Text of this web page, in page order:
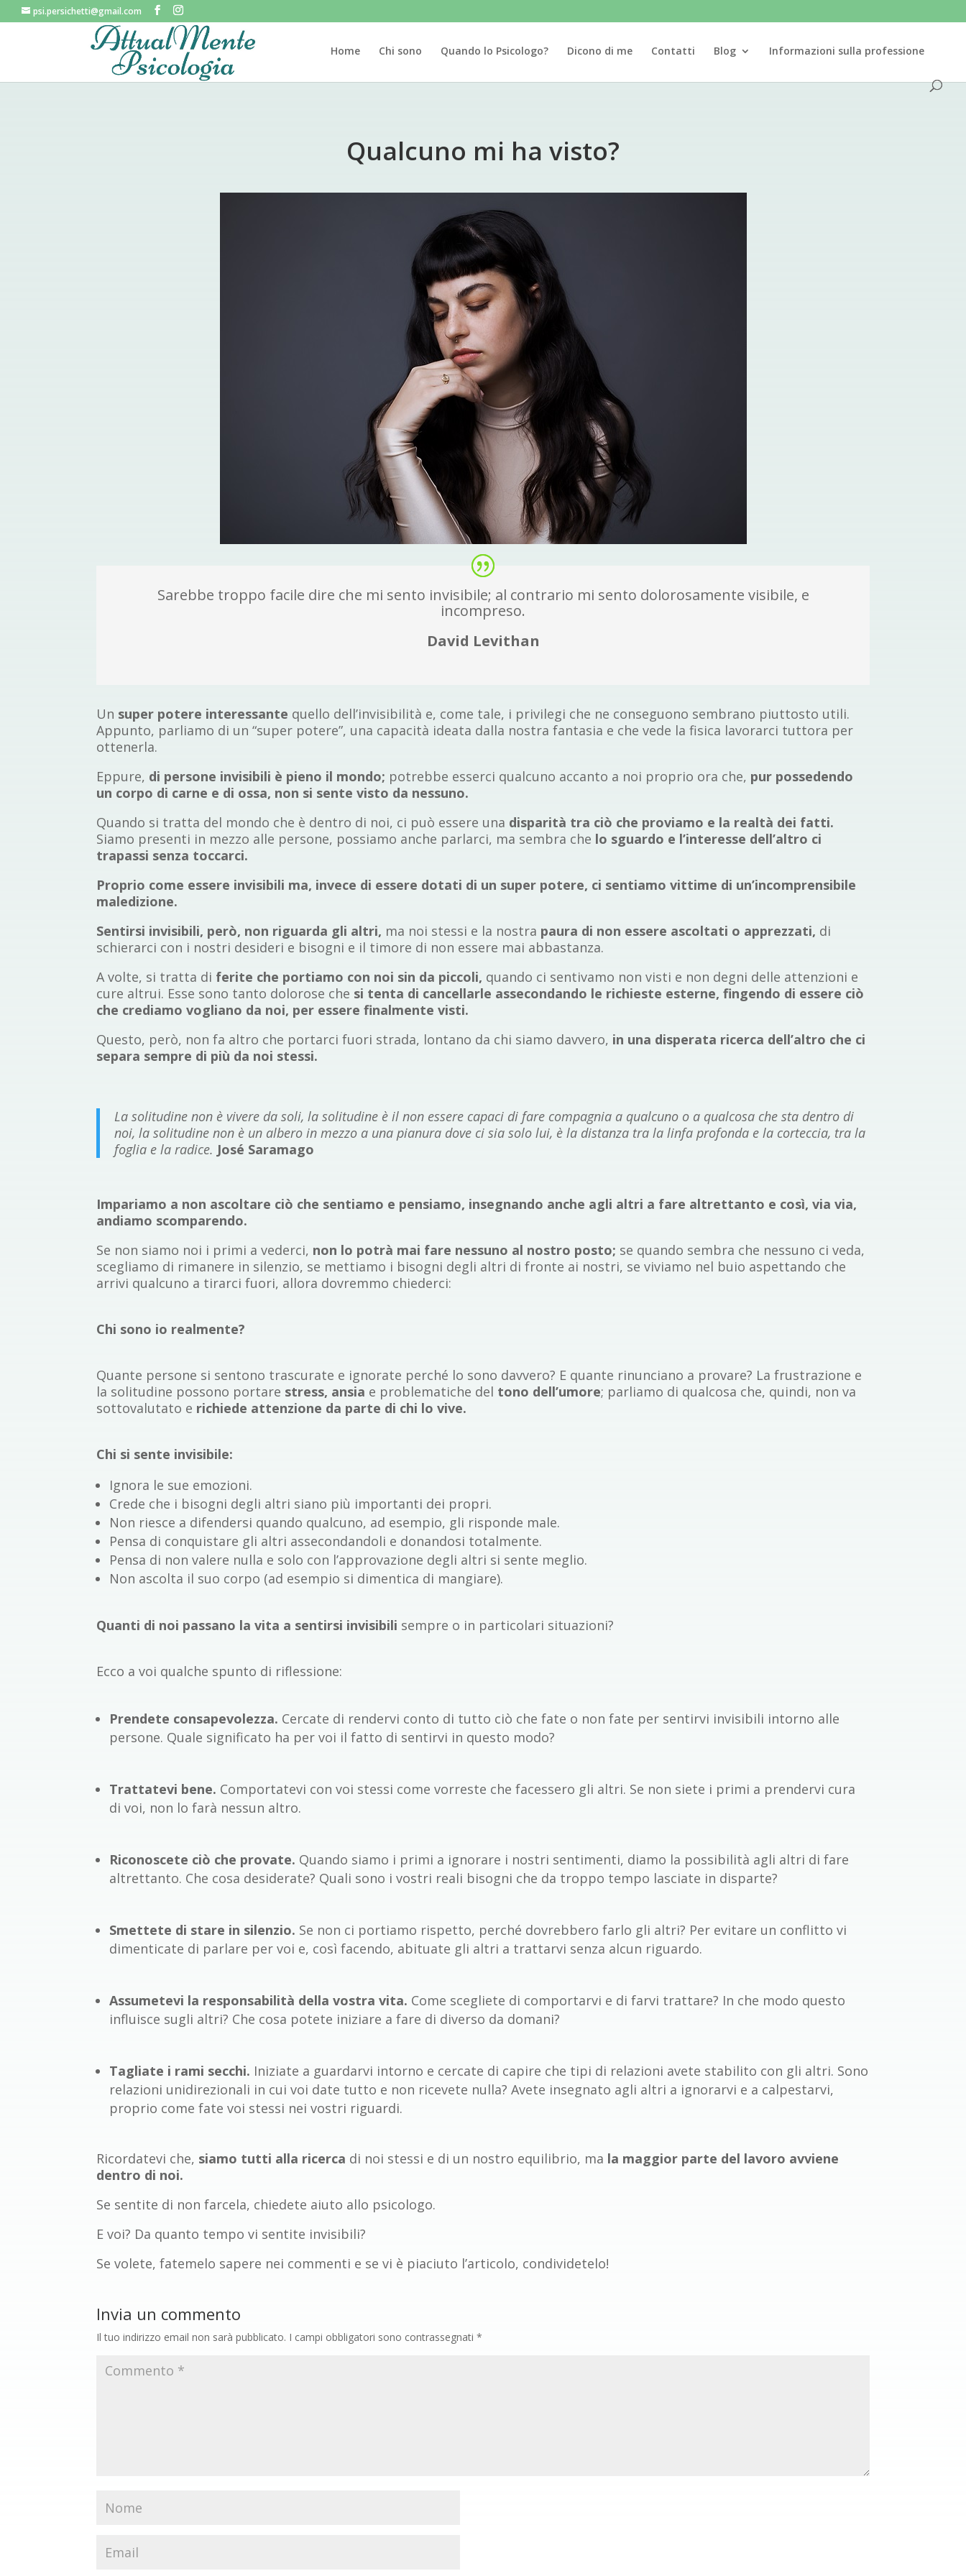
psi.persichetti@gmail.com
Home Chi sono Quando lo Psicologo? Dicono di me Contatti Blog Informazioni sulla professione
Qualcuno mi ha visto?
Sarebbe troppo facile dire che mi sento invisibile; al contrario mi sento dolorosamente visibile, e
incompreso.
David Levithan
Un super potere interessante quello dell’invisibilità e, come tale, i privilegi che ne conseguono sembrano piuttosto utili.
Appunto, parliamo di un “super potere”, una capacità ideata dalla nostra fantasia e che vede la fisica lavorarci tuttora per
ottenerla.
Eppure, di persone invisibili è pieno il mondo; potrebbe esserci qualcuno accanto a noi proprio ora che, pur possedendo
un corpo di carne e di ossa, non si sente visto da nessuno.
Quando si tratta del mondo che è dentro di noi, ci può essere una disparità tra ciò che proviamo e la realtà dei fatti.
Siamo presenti in mezzo alle persone, possiamo anche parlarci, ma sembra che lo sguardo e l’interesse dell’altro ci
trapassi senza toccarci.
Proprio come essere invisibili ma, invece di essere dotati di un super potere, ci sentiamo vittime di un’incomprensibile
maledizione.
Sentirsi invisibili, però, non riguarda gli altri, ma noi stessi e la nostra paura di non essere ascoltati o apprezzati, di
schierarci con i nostri desideri e bisogni e il timore di non essere mai abbastanza.
A volte, si tratta di ferite che portiamo con noi sin da piccoli, quando ci sentivamo non visti e non degni delle attenzioni e
cure altrui. Esse sono tanto dolorose che si tenta di cancellarle assecondando le richieste esterne, fingendo di essere ciò
che crediamo vogliano da noi, per essere finalmente visti.
Questo, però, non fa altro che portarci fuori strada, lontano da chi siamo davvero, in una disperata ricerca dell’altro che ci
separa sempre di più da noi stessi.
La solitudine non è vivere da soli, la solitudine è il non essere capaci di fare compagnia a qualcuno o a qualcosa che sta dentro di
noi, la solitudine non è un albero in mezzo a una pianura dove ci sia solo lui, è la distanza tra la linfa profonda e la corteccia, tra la
foglia e la radice. José Saramago
Impariamo a non ascoltare ciò che sentiamo e pensiamo, insegnando anche agli altri a fare altrettanto e così, via via,
andiamo scomparendo.
Se non siamo noi i primi a vederci, non lo potrà mai fare nessuno al nostro posto; se quando sembra che nessuno ci veda,
scegliamo di rimanere in silenzio, se mettiamo i bisogni degli altri di fronte ai nostri, se viviamo nel buio aspettando che
arrivi qualcuno a tirarci fuori, allora dovremmo chiederci:
Chi sono io realmente?
Quante persone si sentono trascurate e ignorate perché lo sono davvero? E quante rinunciano a provare? La frustrazione e
la solitudine possono portare stress, ansia e problematiche del tono dell’umore; parliamo di qualcosa che, quindi, non va
sottovalutato e richiede attenzione da parte di chi lo vive.
Chi si sente invisibile:
Ignora le sue emozioni.
Crede che i bisogni degli altri siano più importanti dei propri.
Non riesce a difendersi quando qualcuno, ad esempio, gli risponde male.
Pensa di conquistare gli altri assecondandoli e donandosi totalmente.
Pensa di non valere nulla e solo con l’approvazione degli altri si sente meglio.
Non ascolta il suo corpo (ad esempio si dimentica di mangiare).​
Quanti di noi passano la vita a sentirsi invisibili sempre o in particolari situazioni?
Ecco a voi qualche spunto di riflessione:
Prendete consapevolezza. Cercate di rendervi conto di tutto ciò che fate o non fate per sentirvi invisibili intorno alle
persone. Quale significato ha per voi il fatto di sentirvi in questo modo?
Trattatevi bene. Comportatevi con voi stessi come vorreste che facessero gli altri. Se non siete i primi a prendervi cura
di voi, non lo farà nessun altro.
Riconoscete ciò che provate. Quando siamo i primi a ignorare i nostri sentimenti, diamo la possibilità agli altri di fare
altrettanto. Che cosa desiderate? Quali sono i vostri reali bisogni che da troppo tempo lasciate in disparte?
Smettete di stare in silenzio. Se non ci portiamo rispetto, perché dovrebbero farlo gli altri? Per evitare un conflitto vi
dimenticate di parlare per voi e, così facendo, abituate gli altri a trattarvi senza alcun riguardo.
Assumetevi la responsabilità della vostra vita. Come scegliete di comportarvi e di farvi trattare? In che modo questo
influisce sugli altri? Che cosa potete iniziare a fare di diverso da domani?
Tagliate i rami secchi. Iniziate a guardarvi intorno e cercate di capire che tipi di relazioni avete stabilito con gli altri. Sono
relazioni unidirezionali in cui voi date tutto e non ricevete nulla? Avete insegnato agli altri a ignorarvi e a calpestarvi,
proprio come fate voi stessi nei vostri riguardi.
Ricordatevi che, siamo tutti alla ricerca di noi stessi e di un nostro equilibrio, ma la maggior parte del lavoro avviene
dentro di noi.
Se sentite di non farcela, chiedete aiuto allo psicologo.
E voi? Da quanto tempo vi sentite invisibili?
Se volete, fatemelo sapere nei commenti e se vi è piaciuto l’articolo, condividetelo!
Invia un commento
Il tuo indirizzo email non sarà pubblicato. I campi obbligatori sono contrassegnati*